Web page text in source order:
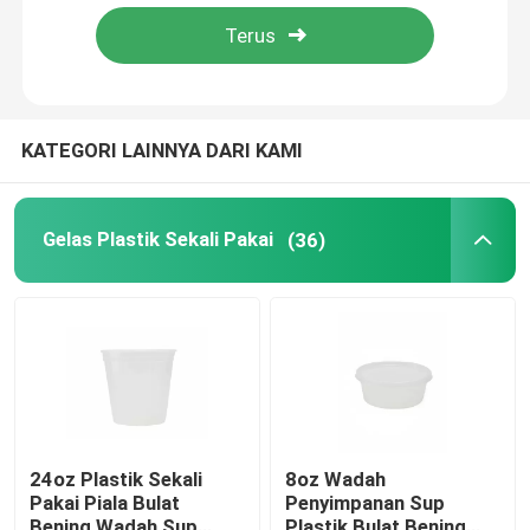
Tampilan VR
Tas Kertas Kraft
Kotak Kemasan Makanan Plastik
KATEGORI LAINNYA DARI KAMI
Gelas Plastik Sekali Pakai (36)
24oz Plastik Sekali
Pakai Piala Bulat
8oz Wadah
Penyimpanan Sup